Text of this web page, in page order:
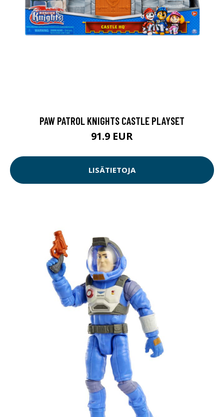
PAW PATROL KNIGHTS CASTLE PLAYSET
91.9 EUR
LISÄTIETOJA